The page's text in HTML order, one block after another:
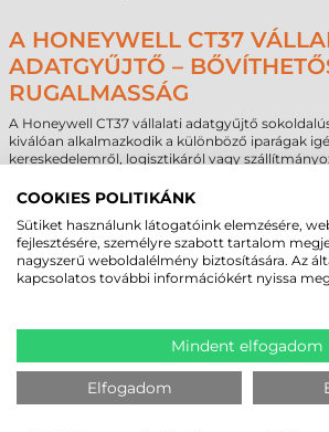
A HONEYWELL CT37
ADATGYŰJTŐ –
RUGALMASSÁG
A Honeywell CT37 vállalati adatgyűjtő
kiválóan alkalmazkodik a különböző iparágak
kereskedelemről, logisztikáról vagy
optimalizálására, míg a logisztikában segíti a
szállítmányozásban pedig az eszköz tartóssága
lehetőségei garantálják, hogy a
kihívást jelentő környezetekben is zavartalanul
A Honeywell CT37 vállalati adatgyűjtő az 5G és
nagy sebességű adatátvitelt tesz lehetővé. A
tovább fokozza a teljesítményt, stabil és
biztosítva még zsúfolt környezetekben, például
helyszíneken is.
A „hot-swap” technológiával ellátott
COOKIES POLITIKÁNK
Sütiket használunk látogatóink elemzésére,
fejlesztésére, személyre szabott tartalom
nagyszerű weboldalélmény biztosítására. Az
kapcsolatos további információkért nyissa
Mindent elfogadom
Elfogadom